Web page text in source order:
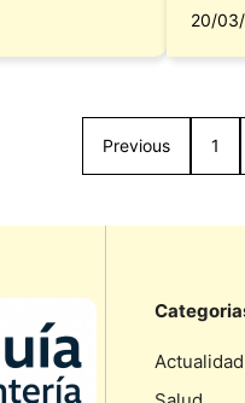
20/
Previous 1
Actualidad